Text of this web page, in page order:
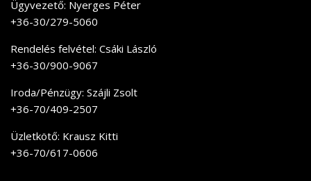
Ügyvezető: Nyerges Péter
+36-30/279-5060
Rendelés felvétel: Csáki László
+36-30/900-9067
Iroda/Pénzügy: Szájli Zsolt
+36-70/409-2507
Üzletkötő: Krausz Kitti
+36-70/617-0606